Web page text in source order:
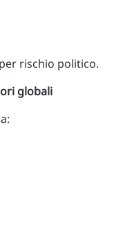
rischio politico.
globali